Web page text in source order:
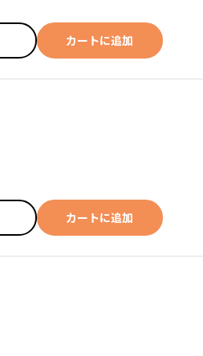
カートに追加
カートに追加